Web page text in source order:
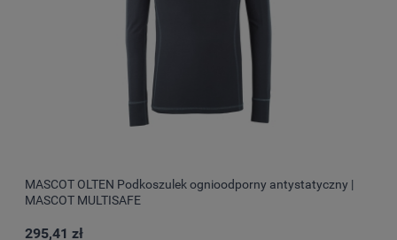
MASCOT OLTEN Podkoszulek ognioodporny antystatyczny |
MASCOT MULTISAFE
295,41 zł